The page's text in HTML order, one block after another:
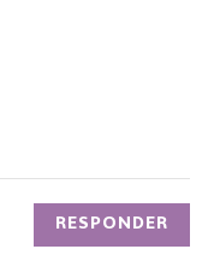
RESPONDER